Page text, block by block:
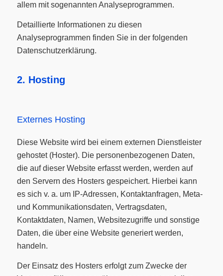
allem mit sogenannten Analyseprogrammen.
Detaillierte Informationen zu diesen
Analyseprogrammen finden Sie in der folgenden
Datenschutzerklärung.
2. Hosting
Externes Hosting
Diese Website wird bei einem externen Dienstleister
gehostet (Hoster). Die personenbezogenen Daten,
die auf dieser Website erfasst werden, werden auf
den Servern des Hosters gespeichert. Hierbei kann
es sich v. a. um IP-Adressen, Kontaktanfragen, Meta-
und Kommunikationsdaten, Vertragsdaten,
Kontaktdaten, Namen, Websitezugriffe und sonstige
Daten, die über eine Website generiert werden,
handeln.
Der Einsatz des Hosters erfolgt zum Zwecke der